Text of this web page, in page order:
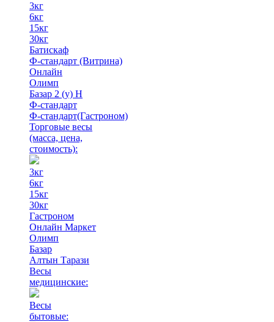
3кг
6кг
15кг
30кг
Батискаф
Ф-стандарт (Витрина)
Онлайн
Олимп
Базар 2 (у) Н
Ф-стандарт
Ф-стандарт(Гастроном)
Торговые весы
(масса, цена,
стоимость):
3кг
6кг
15кг
30кг
Гастроном
Онлайн Маркет
Олимп
Базар
Алтын Тарази
Весы
медицинские:
Весы
бытовые: